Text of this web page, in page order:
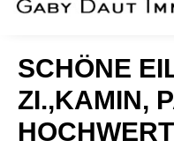
SCHÖNE
ZI.,KAMIN,